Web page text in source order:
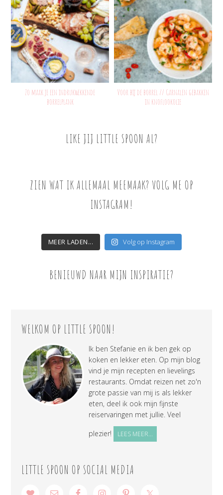
Zo maak je een indrukwekkende
borrelplank
Voor bij de borrel // Garnalen gebakken
in knoflookolie
LIKE JIJ LITTLE SPOON AL?
ZIEN WAT IK ALLEMAAL MEEMAAK? VOLG ME OP
INSTAGRAM!
MEER LADEN... Volg op Instagram
BENIEUWD NAAR MIJN INSPIRATIE?
WELKOM OP LITTLE SPOON!
Ik ben Stefanie en ik ben gek op
koken en lekker eten. Op mijn blog
vind je mijn recepten en lievelings
restaurants. Omdat reizen net zo'n
grote passie van mij is als lekker
eten, deel ik ook mijn fijnste
reiservaringen met jullie. Veel
plezier!
LEES MEER...
LITTLE SPOON OP SOCIAL MEDIA